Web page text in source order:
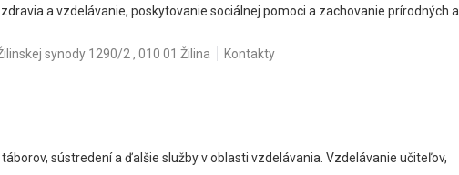
a vzdelávanie, poskytovanie sociálnej pomoci a zachovanie prírodných a
synody 1290/2 , 010 01 Žilina Kontakty
sústredení a ďalšie služby v oblasti vzdelávania. Vzdelávanie učiteľov,